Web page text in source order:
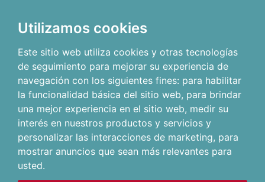
Utilizamos cookies
Este sitio web utiliza cookies y otras tecnologías
de seguimiento para mejorar su experiencia de
navegación con los siguientes fines: para habilitar
la funcionalidad básica del sitio web, para brindar
una mejor experiencia en el sitio web, medir su
interés en nuestros productos y servicios y
personalizar las interacciones de marketing, para
mostrar anuncios que sean más relevantes para
usted.